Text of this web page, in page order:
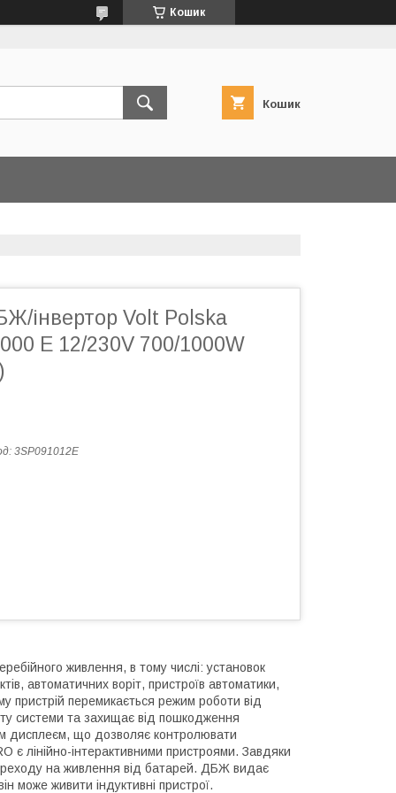
Кошик
Кошик
інвертор Volt Polska
E 12/230V 700/1000W
3SP091012E
живлення, в тому числі: установок
автоматичних воріт, пристроїв автоматики,
пристрій перемикається режим роботи від
системи та захищає від пошкодження
дисплеєм, що дозволяє контролювати
є лінійно-інтерактивними пристроями. Завдяки
на живлення від батарей. ДБЖ видає
може живити індуктивні пристрої.